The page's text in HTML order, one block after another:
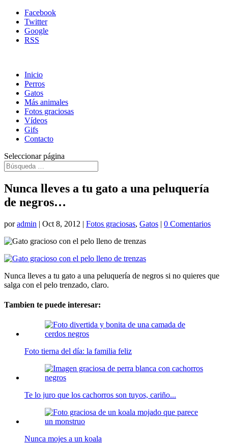
Facebook
Twitter
Google
RSS
Inicio
Perros
Gatos
Más animales
Fotos graciosas
Vídeos
Gifs
Contacto
Seleccionar página
Nunca lleves a tu gato a una peluquería
de negros…
poradmin | Oct 8, 2012 | Fotos graciosas, Gatos | 0 Comentarios
Nunca lleves a tu gato a una peluquería de negros si no quieres que
salga con el pelo trenzado, claro.
Tambien te puede interesar:
Foto tierna del día: la familia feliz
Te lo juro que los cachorros son tuyos, cariño...
Nunca mojes a un koala